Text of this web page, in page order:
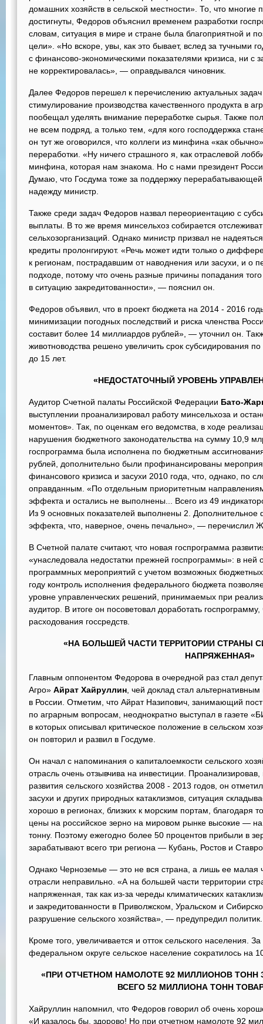
домашних хозяйств в сельской местности». То, что многие
достигнуты, Федоров объяснил временем разработки
словам, ситуация в мире и стране была благоприятной и
цели». «Но вскоре, увы, как это бывает, вслед за тучными
с финансово-экономическими показателями кризиса, ни с
не корректировалась», — оправдывался чиновник.
Далее Федоров перешел к перечислению актуальных
стимулирование производства качественного продукта в
пообещал уделять внимание переработке сырья. Также
не всем подряд, а только тем, «для кого господдержка
он тут же оговорился, что коллеги из минфина «как
переработки. «Ну ничего страшного я, как отраслевой
минфина, которая нам знакома. Но с нами президент
Думаю, что Госдума тоже за поддержку
надежду министр.
Также среди задач Федоров назвал переориентацию с
выплаты. В то же время минсельхоз собирается
сельхозорганизаций. Однако министр призвал не
кредиты пролонгируют. «Речь может идти только о
к регионам, пострадавшим от наводнения или засухи, и о
подходе, потому что очень разные причины попадания
в ситуацию закредитованности», — пояснил он.
Федоров объявил, что в проект бюджета на 2014 - 2016
минимизации погодных последствий и риска членства
составит более 14 миллиардов рублей», — уточнил он.
животноводства решено увеличить срок субсидирования
до 15 лет.
«НЕДОСТАТОЧНЫЙ УРОВЕНЬ
Аудитор Счетной палаты Российской Федерации Бато-
выступлении проанализировал работу минсельхоза и
моментов». Так, по оценкам его ведомства, в ходе
нарушения бюджетного законодательства на сумму 10,9
госпрограмма была исполнена по бюджетным
рублей, дополнительно были профинансированы
финансового кризиса и засухи 2010 года, что, однако, по
оправданным. «По отдельным приоритетным
эффекта и остались не выполнены... Всего из 49
Из 9 основных показателей выполнены 2.
эффекта, что, наверное, очень печально», — перечислил
В Счетной палате считают, что новая госпрограмма
«унаследовала недостатки прежней госпрограммы»: в ней
программных мероприятий с учетом возможных
году контроль исполнения федерального бюджета
уровне управленческих решений, принимаемых при
аудитор. В итоге он посоветовал доработать
расходования госсредств.
«НА БОЛЬШЕЙ ЧАСТИ ТЕРРИТОРИИ СТРАНЫ
НАПРЯЖЕННАЯ»
Главным оппонентом Федорова в очередной раз стал
Агро» Айрат Хайруллин , чей доклад стал
в России. Отметим, что Айрат Назипович, занимающий
по аграрным вопросам, неоднократно выступал в газете
в которых описывал критическое положение в сельском
он повторил и развил в Госдуме.
Он начал с напоминания о капиталоемкости сельского
отрасль очень отзывчива на инвестиции.
развития сельского хозяйства 2008 - 2013 годов, он
засухи и других природных катаклизмов, ситуация
хорошо в регионах, близких к морским портам, благодаря
цены на российское зерно на мировом рынке высокие — на
тонну. Поэтому ежегодно более 50 процентов прибыли в
зарабатывают всего три региона — Кубань, Ростов и
Однако Черноземье — это не вся страна, а лишь ее малая
отрасли неправильно. «А на большей части территории
напряженная, так как из-за череды климатических
и закредитованности в Приволжском, Уральском и
разрушение сельского хозяйства», — предупредил политик.
Кроме того, увеличивается и отток сельского населения.
федеральном округе сельское население сократилось на
«ПРИ ОТЧЕТНОМ НАМОЛОТЕ 92 МИЛЛИОНОВ ТОНН
ВСЕГО 52 МИЛЛИОНА ТОНН
Хайруллин напомнил, что Федоров говорил об очень
«И казалось бы, здорово! Но при отчетном намолоте 92